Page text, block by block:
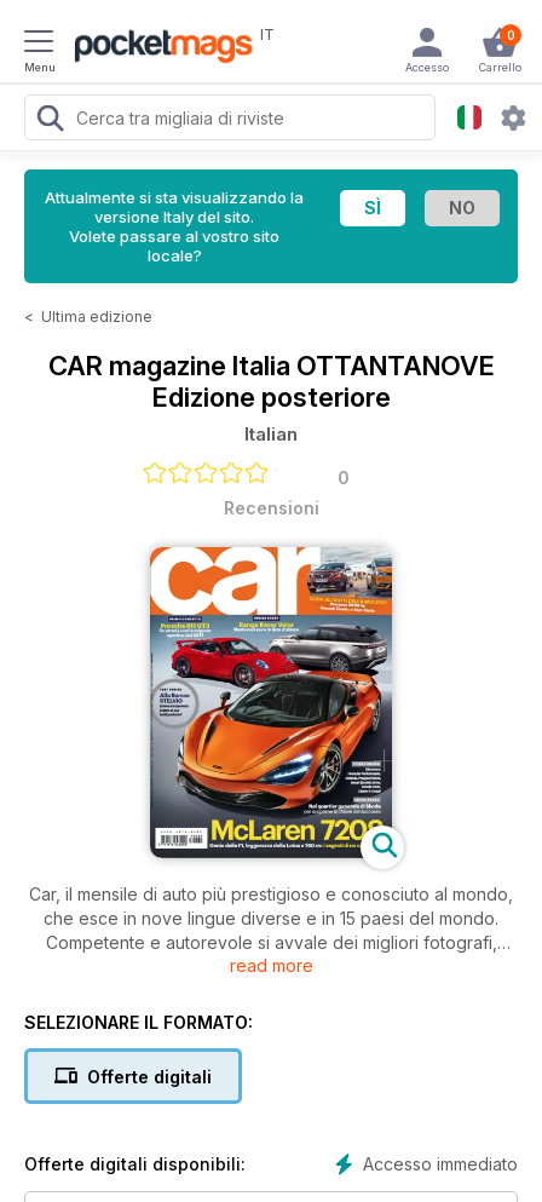
Menu
IT 0
Carrello
Accesso
Attualmente si sta visualizzando la
versione Italy del sito.
Volete passare al vostro sito
locale?
< Ultima edizione
CAR magazine Italia OTTANTANOVE
Edizione posteriore
Italian
0
Recensioni
Car, il mensile di auto più prestigioso e conosciuto al mondo,
che esce in nove lingue diverse e in 15 paesi del mondo.
Competente e autorevole si avvale dei migliori fotografi,
giornalisti, scrittori e designer internazionali. Un unico mix di
automobilistiche.
read more
SELEZIONARE IL FORMATO:
Offerte digitali
Accesso immediato
Offerte digitali disponibili: